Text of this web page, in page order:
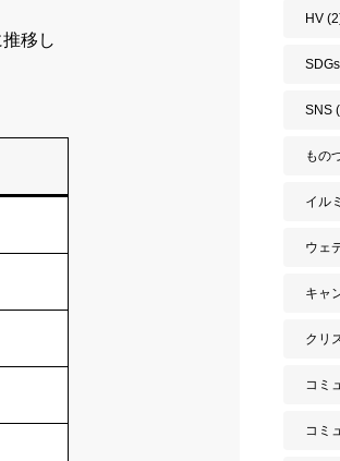
HV
SDGs
SNS
もの
イル
ウェ
キャ
クリ
コミ
コミ
移し